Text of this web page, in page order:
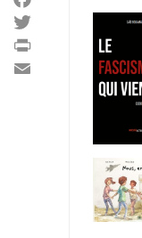
Facebook
Twitter
PrintFriendly
Email